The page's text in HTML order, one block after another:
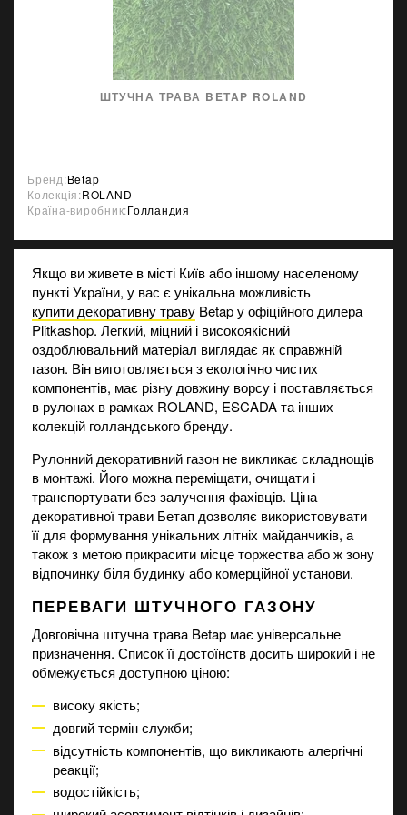
ШТУЧНА ТРАВА BETAP ROLAND
Бренд:Betap
Колекція:ROLAND
Країна-виробник:Голландия
Якщо ви живете в місті Київ або іншому населеному
пункті України, у вас є унікальна можливість
купити декоративну траву Betap у офіційного дилера
Plitkashop. Легкий, міцний і високоякісний
оздоблювальний матеріал виглядає як справжній
газон. Він виготовляється з екологічно чистих
компонентів, має різну довжину ворсу і поставляється
в рулонах в рамках ROLAND, ESCADA та інших
колекцій голландського бренду.
Рулонний декоративний газон не викликає складнощів
в монтажі. Його можна переміщати, очищати і
транспортувати без залучення фахівців. Ціна
декоративної трави Бетап дозволяє використовувати
її для формування унікальних літніх майданчиків, а
також з метою прикрасити місце торжества або ж зону
відпочинку біля будинку або комерційної установи.
ПЕРЕВАГИ ШТУЧНОГО ГАЗОНУ
Довговічна штучна трава Betap має універсальне
призначення. Список її достоїнств досить широкий і не
обмежується доступною ціною:
високу якість;
довгий термін служби;
відсутність компонентів, що викликають алергічні
реакції;
водостійкість;